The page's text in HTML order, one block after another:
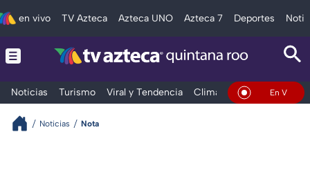
en vivo TV Azteca Azteca UNO Azteca 7 Deportes
Noticias Turismo Viral y Tendencia Clima Tráfico En Vivo
Noticias Nota